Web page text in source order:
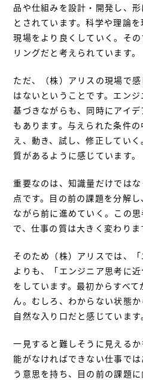
品や仕組みを設計・開発し、
とされています。科学や理論
現場をより良くしていく。そ
リングだと考えられています。
ただ、（株）アリスの現場で
はないということです。エン
基づきながらも、同時にアイ
もあります。与えられた条件
え、動き、試し、修正してい
質があるように感じています。
重要なのは、知識量だけでは
点です。目の前の課題を分解
ながら前に進めていく。この
で、仕事の質は大きく変わりま
そのため（株）アリスでは、
よりも、「エンジニア思考に
をしています。最初からすべ
ん。むしろ、わからない状態か
自然な入り口だと感じています
一見すると難しそうに見える
能がなければできない仕事で
う意思を持ち、目の前の課題